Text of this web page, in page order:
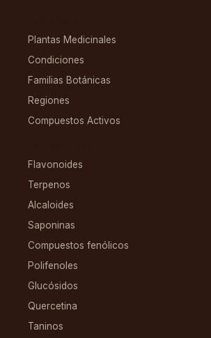
Plantas Medicinales
Condiciones
Familias Botánicas
Regiones
Compuestos Activos
Flavonoides
Terpenos
Alcaloides
Saponinas
Compuestos fenólicos
Polifenoles
Glucósidos
Quercetina
Taninos